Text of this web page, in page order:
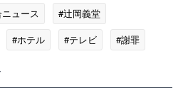
ュース
#辻岡義堂
#ホテル #テレビ
#謝罪